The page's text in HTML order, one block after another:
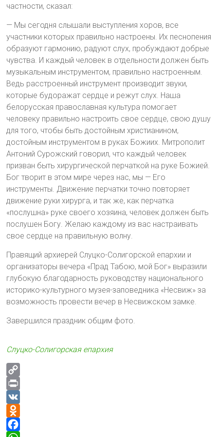
частности, сказал:
— Мы сегодня слышали выступления хоров, все
участники которых правильно настроены. Их песнопения
образуют гармонию, радуют слух, пробуждают добрые
чувства. И каждый человек в отдельности должен быть
музыкальным инструментом, правильно настроенным.
Ведь расстроенный инструмент производит звуки,
которые будоражат сердце и режут слух. Наша
белорусская православная культура помогает
человеку правильно настроить свое сердце, свою душу
для того, чтобы быть достойным христианином,
достойным инструментом в руках Божиих. Митрополит
Антоний Сурожский говорил, что каждый человек
призван быть хирургической перчаткой на руке Божией.
Бог творит в этом мире через нас, мы — Его
инструменты. Движение перчатки точно повторяет
движение руки хирурга, и так же, как перчатка
«послушна» руке своего хозяина, человек должен быть
послушен Богу. Желаю каждому из вас настраивать
свое сердце на правильную волну.
Правящий архиерей Слуцко-Солигорской епархии и
организаторы вечера «Прад Табою, мой Бог» выразили
глубокую благодарность руководству национального
историко-культурного музея-заповедника «Несвиж» за
возможность провести вечер в Несвижском замке.
Завершился праздник общим фото.
Слуцко-Солигорская епархия
C
o
p
y
P
i
V
K
O